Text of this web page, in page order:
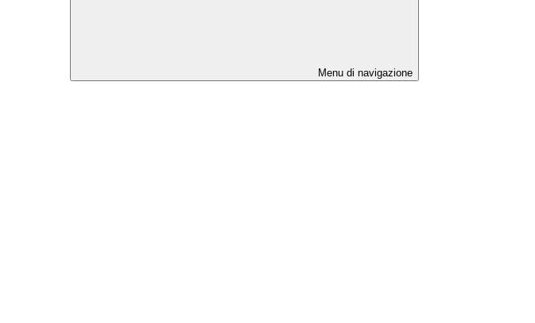
Menu di navigazione